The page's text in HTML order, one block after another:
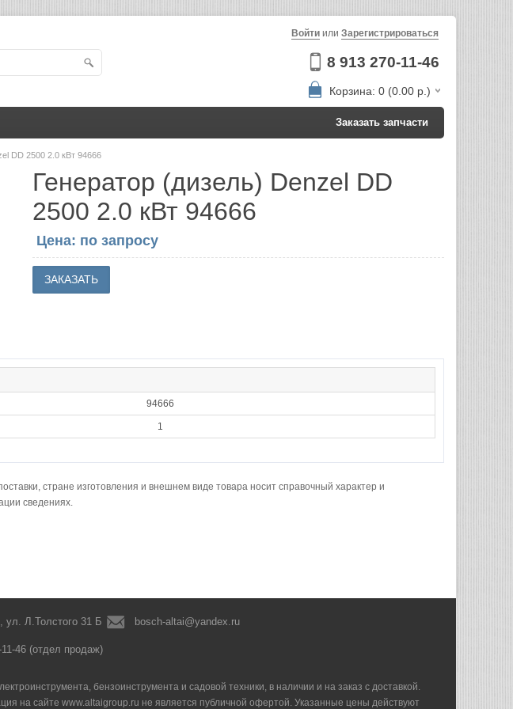
8 913 270-11-46
Войти или Зарегистрироваться
Корзина: 0 (0.00 р.)
Заказать запчасти
DD 2500 2.0 кВт 94666
Генератор (дизель) Denzel DD
2500 2.0 кВт 94666
Цена: по запросу
94666
1
стране изготовления и внешнем виде товара носит справочный характер и
сведениях.
ул. Л.Толстого 31 Б bosch-altai@yandex.ru
46 (отдел продаж)
бензоинструмента и садовой техники, в наличии и на заказ с доставкой.
на сайте www.altaigroup.ru не является публичной офертой. Указанные цены действуют